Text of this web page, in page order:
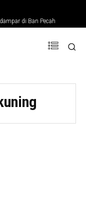
di Ban Pecah